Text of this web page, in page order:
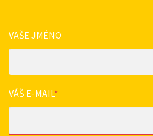
VAŠE JMÉNO
VÁŠ E-MAIL*